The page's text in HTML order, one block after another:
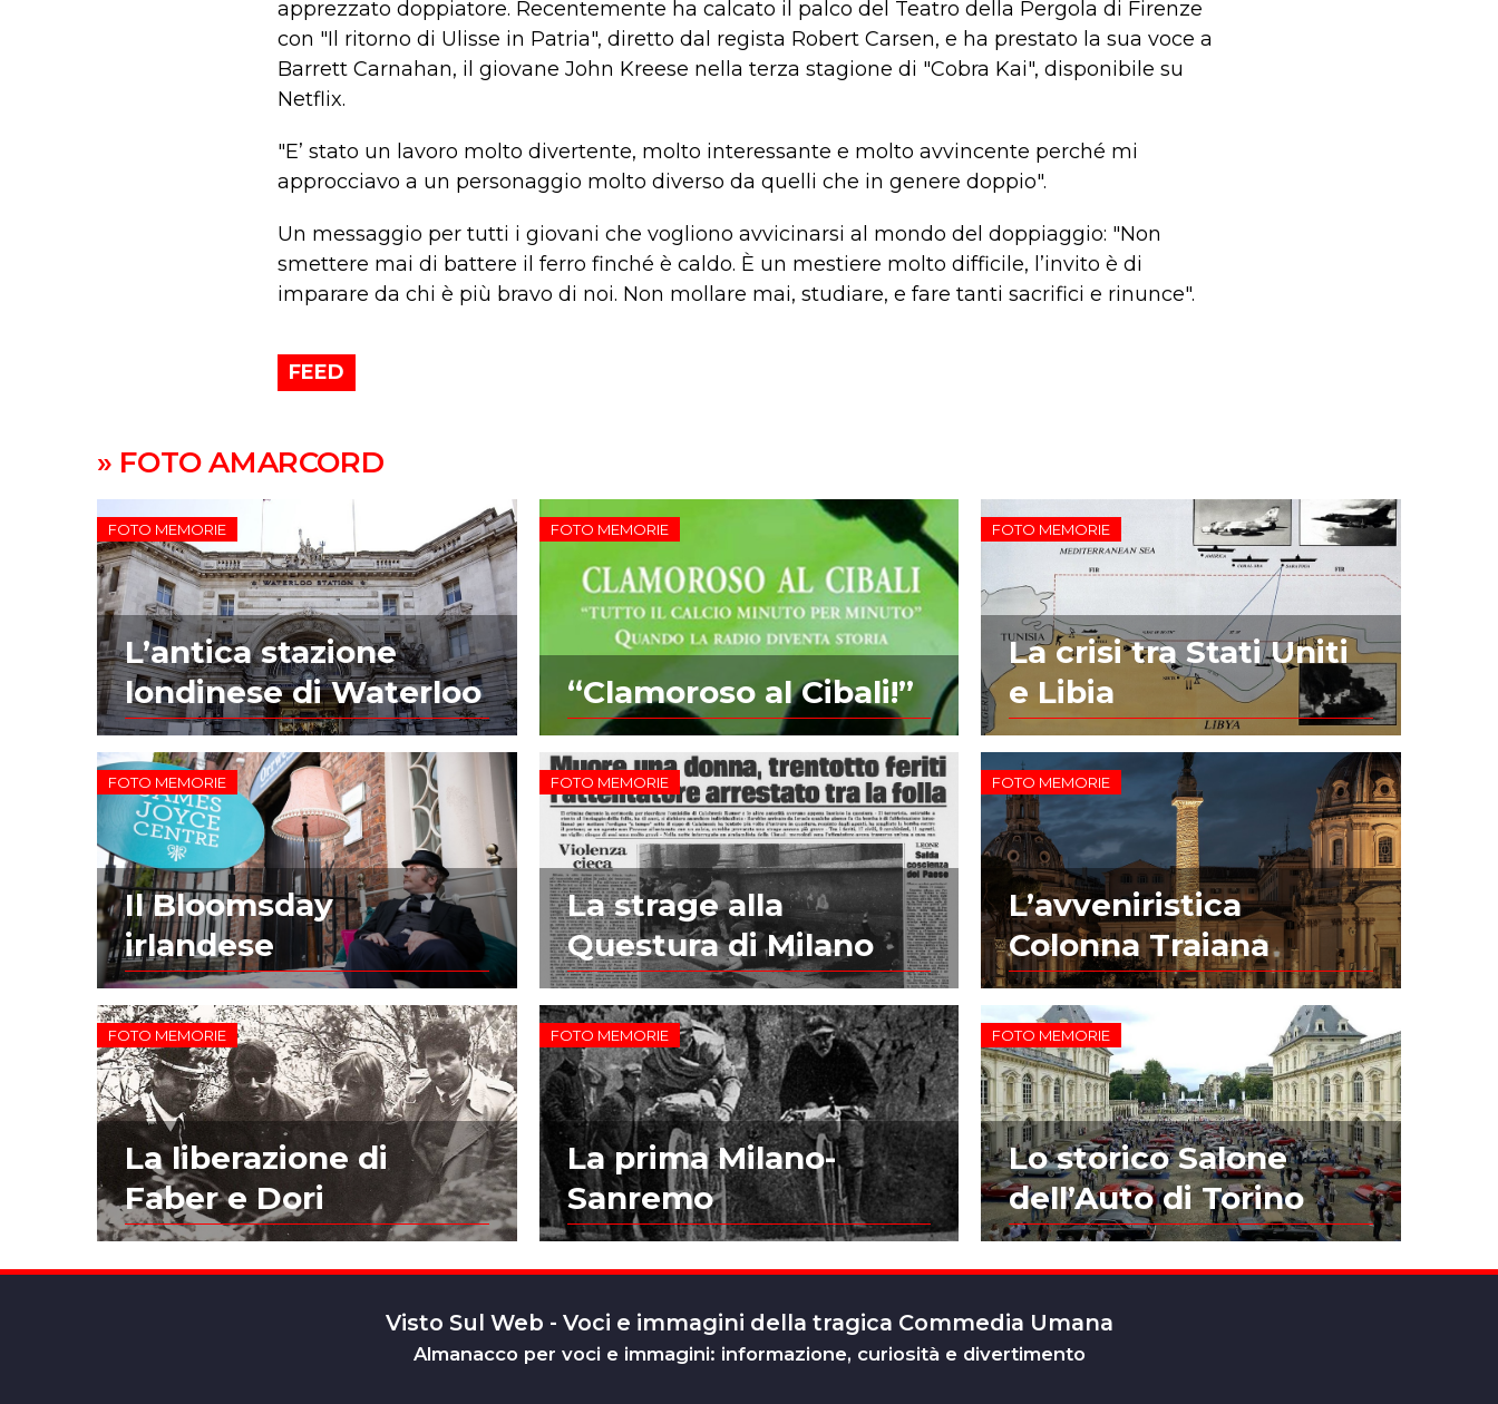
apprezzato doppiatore. Recentemente ha calcato il palco del Teatro della Pergola di Firenze
con "Il ritorno di Ulisse in Patria", diretto dal regista Robert Carsen, e ha prestato la sua voce a
Barrett Carnahan, il giovane John Kreese nella terza stagione di "Cobra Kai", disponibile su
Netflix.
"E’ stato un lavoro molto divertente, molto interessante e molto avvincente perché mi
approcciavo a un personaggio molto diverso da quelli che in genere doppio".
Un messaggio per tutti i giovani che vogliono avvicinarsi al mondo del doppiaggio: "Non
smettere mai di battere il ferro finché è caldo. È un mestiere molto difficile, l’invito è di
imparare da chi è più bravo di noi. Non mollare mai, studiare, e fare tanti sacrifici e rinunce".
FEED
» FOTO AMARCORD
FOTO MEMORIE
L’antica stazione
londinese di Waterloo
FOTO MEMORIE
“Clamoroso al Cibali!”
FOTO MEMORIE
La crisi tra Stati Uniti
e Libia
FOTO MEMORIE
Il Bloomsday
irlandese
FOTO MEMORIE
La strage alla
Questura di Milano
FOTO MEMORIE
L’avveniristica
Colonna Traiana
FOTO MEMORIE
La liberazione di
Faber e Dori
FOTO MEMORIE
La prima Milano-
Sanremo
FOTO MEMORIE
Lo storico Salone
dell’Auto di Torino
Visto Sul Web - Voci e immagini della tragica Commedia Umana
Almanacco per voci e immagini: informazione, curiosità e divertimento